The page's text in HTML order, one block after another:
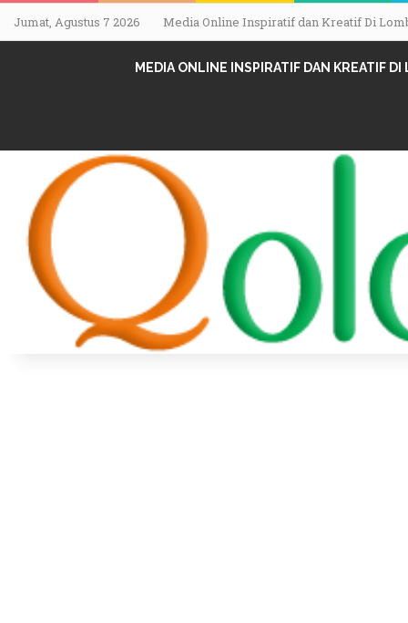
Jumat, Agustus 7 2026 Media Online Inspiratif dan Kreatif Di
MEDIA ONLINE INSPIRATIF DAN KREATIF